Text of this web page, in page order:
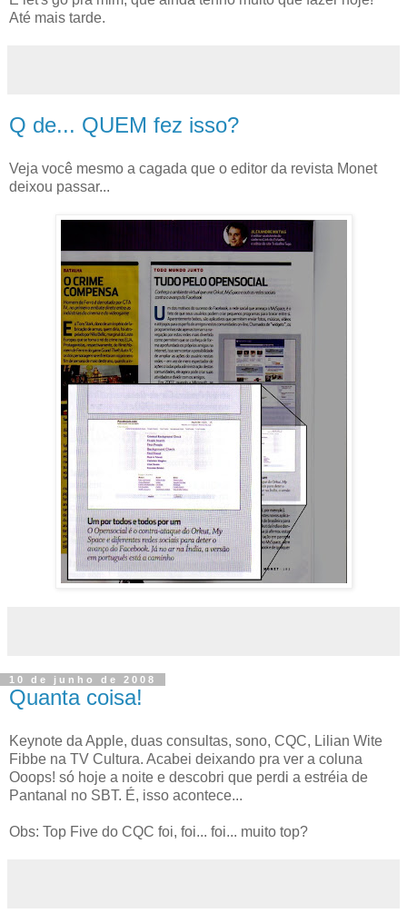
Até mais tarde.
Q de... QUEM fez isso?
Veja você mesmo a cagada que o editor da revista Monet
deixou passar...
10 de junho de 2008
Quanta coisa!
Keynote da Apple, duas consultas, sono, CQC, Lilian Wite
Fibbe na TV Cultura. Acabei deixando pra ver a coluna
Ooops! só hoje a noite e descobri que perdi a estréia de
Pantanal no SBT. É, isso acontece...
Obs: Top Five do CQC foi, foi... foi... muito top?